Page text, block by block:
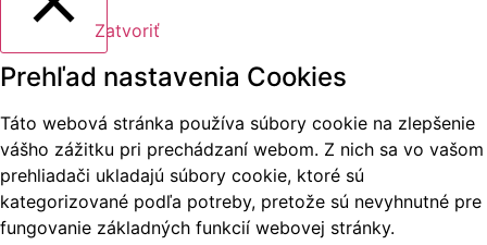
Zatvoriť
Prehľad nastavenia Cookies
Táto webová stránka používa súbory cookie na zlepšenie
vášho zážitku pri prechádzaní webom. Z nich sa vo vašom
prehliadači ukladajú súbory cookie, ktoré sú
kategorizované podľa potreby, pretože sú nevyhnutné pre
fungovanie základných funkcií webovej stránky.